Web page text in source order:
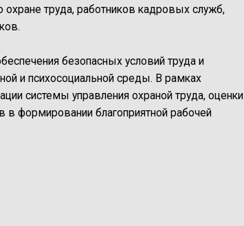
охране труда, работников кадровых служб,
безопасных условий труда и
и психосоциальной среды. В рамках
системы управления охраной труда, оценки
в формировании благоприятной рабочей